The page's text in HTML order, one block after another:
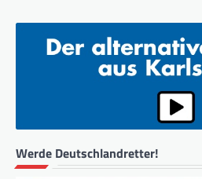
Werde Deutschlandretter!